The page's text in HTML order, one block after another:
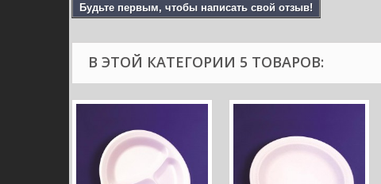
Будьте первым, чтобы написать свой отзыв!
В ЭТОЙ КАТЕГОРИИ 5 ТОВАРОВ: